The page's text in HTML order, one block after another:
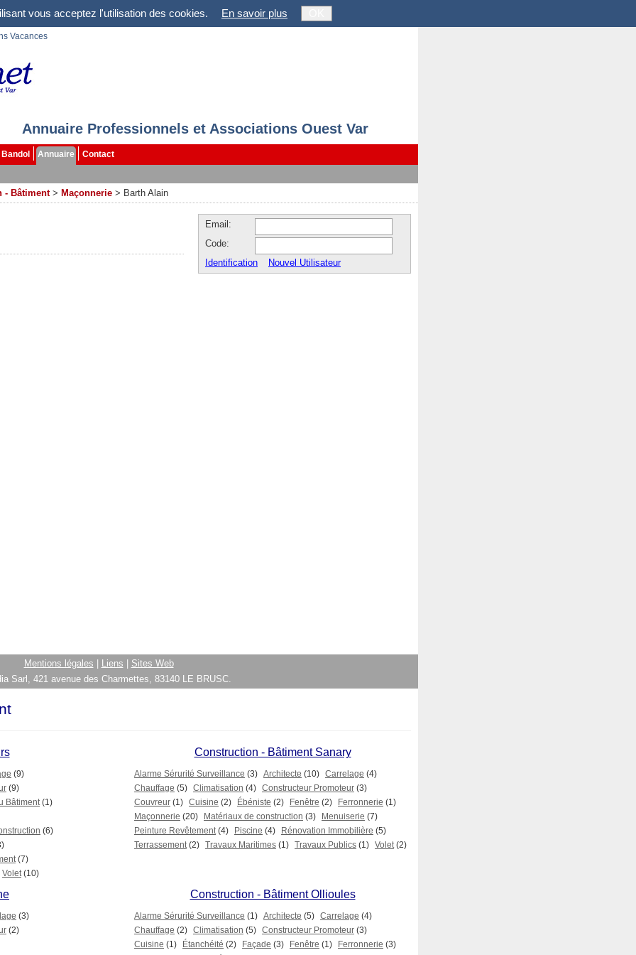
vous acceptez l'utilisation des cookies. En savoir plus
Vacances
Annuaire Professionnels et Associations Ouest Var
Bandol Annuaire
Contact
- Bâtiment > Maçonnerie > Barth Alain
Email:
Code:
Identification
Nouvel Utilisateur
Mentions légales Liens
Sites Web
Sarl, 421 avenue des Charmettes, 83140 LE BRUSC.
(9)
(9)
Bâtiment (1)
(6)
(7)
Volet (10)
Construction - Bâtiment Sanary
Alarme Sérurité Surveillance (3) Architecte (10) Carrelage (4)
Chauffage (5) Climatisation (4) Constructeur Promoteur (3)
Couvreur (1) Cuisine (2) Ébéniste (2) Fenêtre (2) Ferronnerie (1)
Maçonnerie (20) Matériaux de construction (3) Menuiserie (7)
Peinture Revêtement (4) Piscine (4) Rénovation Immobilière (5)
Terrassement (2) Travaux Maritimes (1) Travaux Publics (1) Volet (2)
(3)
(2)
Construction - Bâtiment Ollioules
Alarme Sérurité Surveillance (1) Architecte (5) Carrelage (4)
Chauffage (2) Climatisation (5) Constructeur Promoteur (3)
Cuisine (1) Étanchéité (2) Façade (3) Fenêtre (1) Ferronnerie (3)